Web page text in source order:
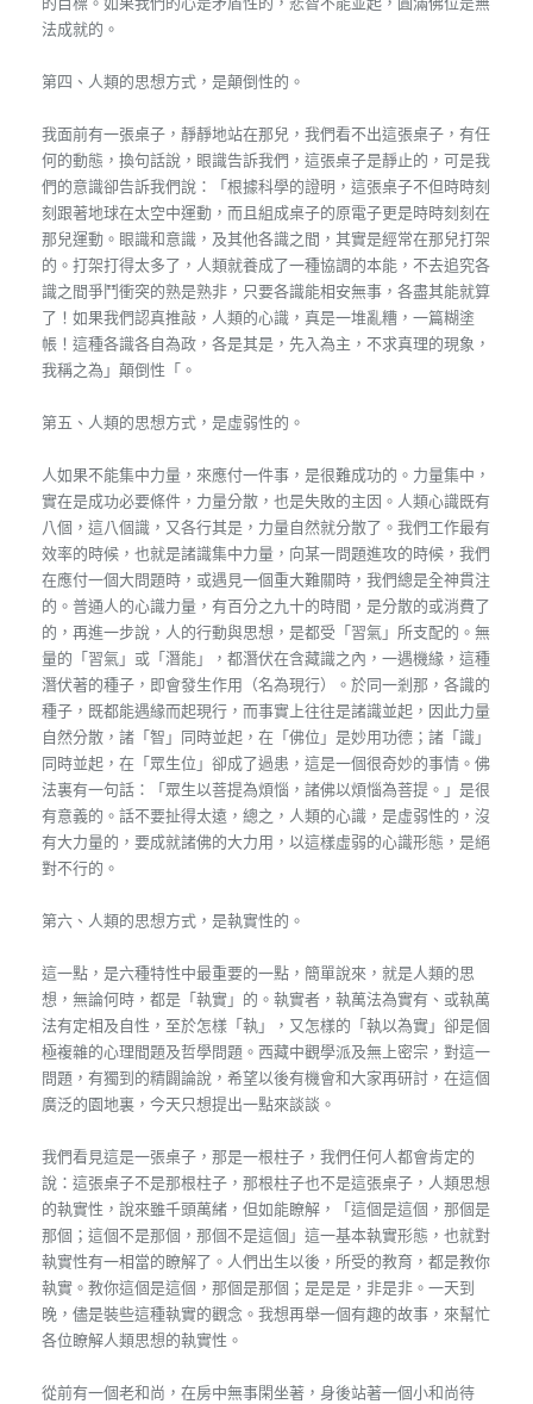
法成就的。
第四、人類的思想方式，是顛倒性的。
我面前有一張桌子，靜靜地站在那兒，我們看不出這張桌子，有任
何的動態，換句話說，眼識告訴我們，這張桌子是靜止的，可是我
們的意識卻告訴我們說：「根據科學的證明，這張桌子不但時時刻
刻跟著地球在太空中運動，而且組成桌子的原電子更是時時刻刻在
那兒運動。眼識和意識，及其他各識之間，其實是經常在那兒打架
的。打架打得太多了，人類就養成了一種協調的本能，不去追究各
識之間爭鬥衝突的熟是熟非，只要各識能相安無事，各盡其能就算
了！如果我們認真推敲，人類的心識，真是一堆亂糟，一篇糊塗
帳！這種各識各自為政，各是其是，先入為主，不求真理的現象，
我稱之為」顛倒性「。
第五、人類的思想方式，是虛弱性的。
人如果不能集中力量，來應付一件事，是很難成功的。力量集中，
實在是成功必要條件，力量分散，也是失敗的主因。人類心識既有
八個，這八個識，又各行其是，力量自然就分散了。我們工作最有
效率的時候，也就是諸識集中力量，向某一問題進攻的時候，我們
在應付一個大問題時，或遇見一個重大難關時，我們總是全神貫注
的。普通人的心識力量，有百分之九十的時間，是分散的或消費了
的，再進一步說，人的行動與思想，是都受「習氣」所支配的。無
量的「習氣」或「潛能」，都潛伏在含藏識之內，一遇機緣，這種
潛伏著的種子，即會發生作用（名為現行）。於同一剎那，各識的
種子，既都能遇緣而起現行，而事實上往往是諸識並起，因此力量
自然分散，諸「智」同時並起，在「佛位」是妙用功德；諸「識」
同時並起，在「眾生位」卻成了過患，這是一個很奇妙的事情。佛
法裏有一句話：「眾生以菩提為煩惱，諸佛以煩惱為菩提。」是很
有意義的。話不要扯得太遠，總之，人類的心識，是虛弱性的，沒
有大力量的，要成就諸佛的大力用，以這樣虛弱的心識形態，是絕
對不行的。
第六、人類的思想方式，是執實性的。
這一點，是六種特性中最重要的一點，簡單說來，就是人類的思
想，無論何時，都是「執實」的。執實者，執萬法為實有、或執萬
法有定相及自性，至於怎樣「執」，又怎樣的「執以為實」卻是個
極複雜的心理間題及哲學問題。西藏中觀學派及無上密宗，對這一
問題，有獨到的精闢論說，希望以後有機會和大家再研討，在這個
廣泛的園地裏，今天只想提出一點來談談。
我們看見這是一張桌子，那是一根柱子，我們任何人都會肯定的
說：這張桌子不是那根柱子，那根柱子也不是這張桌子，人類思想
的執實性，說來雖千頭萬緒，但如能瞭解，「這個是這個，那個是
那個；這個不是那個，那個不是這個」這一基本執實形態，也就對
執實性有一相當的瞭解了。人們出生以後，所受的教育，都是教你
執實。教你這個是這個，那個是那個；是是是，非是非。一天到
晚，儘是裝些這種執實的觀念。我想再舉一個有趣的故事，來幫忙
各位瞭解人類思想的執實性。
從前有一個老和尚，在房中無事閑坐著，身後站著一個小和尚待